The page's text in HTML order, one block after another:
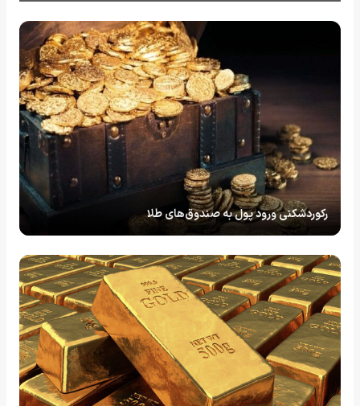
رکوردشکنی ورود پول به صندوق‌های طلا